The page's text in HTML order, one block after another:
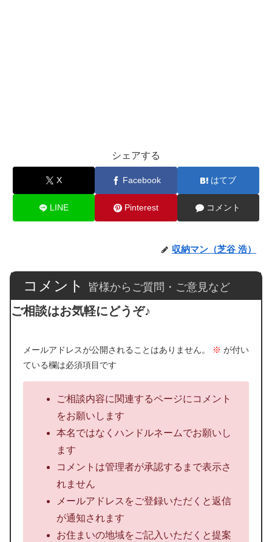
シェアする
X Facebook はてブ
LINE Pinterest コメント
収納マン（芝谷 浩）
コメント 皆様からご質問・ご意見など
ご相談はお気軽にどうぞ♪
メールアドレスが公開されることはありません。 ※ が付い
ている欄は必須項目です
ご相談内容に関連するページにコメント
をお願いします
本名ではなくハンドルネームでお願いし
ます
コメントは管理者が承認するまで表示さ
れません
メールアドレスをご登録いただくと返信
が通知されます
お住まいの地域をご記入いただくと提案